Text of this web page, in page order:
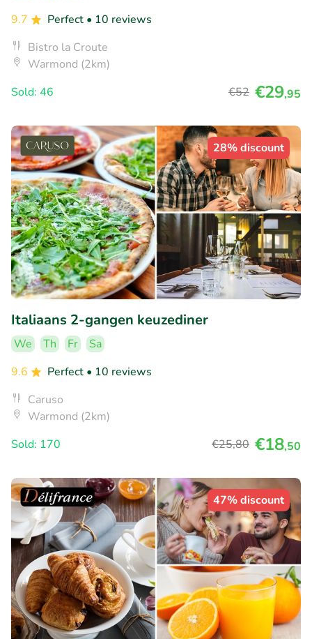
9.7
Perfect • 10 reviews
Bistro la Croute
Warmond (2km)
Sold: 46
€52 €29,95
28% discount
Italiaans 2-gangen keuzediner
We Th Fr
Sa
9.6
Perfect • 10 reviews
Caruso
Warmond (2km)
Sold: 170
€25,80 €18,50
47% discount